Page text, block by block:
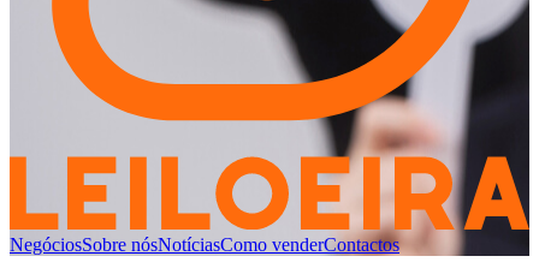
NegóciosSobre nósNotíciasComo venderContactos